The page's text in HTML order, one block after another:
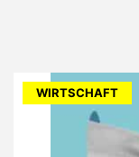
WIRTSCHAFT